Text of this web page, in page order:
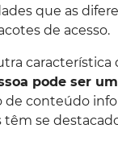
que as
de acesso.
pode ser
de conteúdo
se